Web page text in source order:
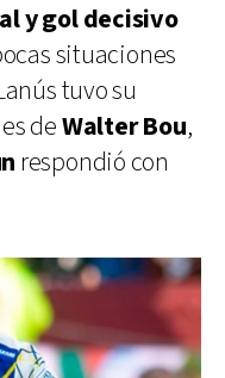
y gol decisivo
situaciones
tuvo su
deWalter Bou,
respondió con